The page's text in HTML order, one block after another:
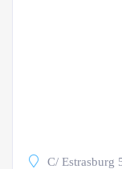
C/ Estrasburg